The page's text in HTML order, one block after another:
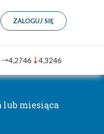
ZALOGUJ SIĘ
4,2746 4,3246
lub miesiąca